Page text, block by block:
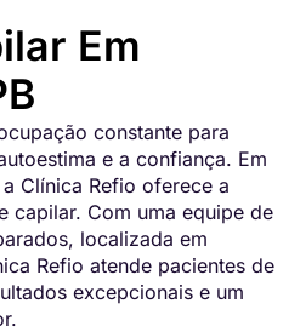
Em
constante para
e a confiança. Em
Clínica Refio oferece a
capilar. Com uma equipe de
localizada em
Refio atende pacientes de
excepcionais e um